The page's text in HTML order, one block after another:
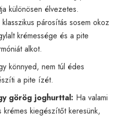
különösen élvezetes.
klasszikus párosítás sosem okoz
krémessége és a pite
alkot.
könnyed, nem túl édes
a pite ízét.
görög joghurttal: Ha valami
kiegészítőt keresünk,